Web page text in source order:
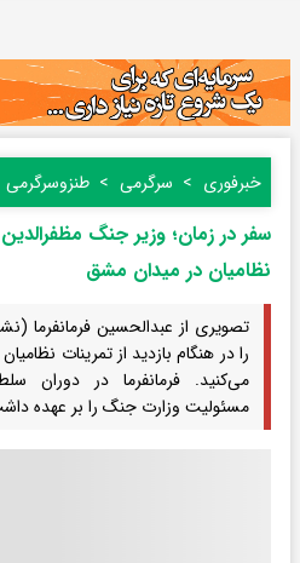
خبرفوری سرگرمی طنز‌و‌سرگرمی
سفر در زمان؛ وزیر جنگ مظفرالدین
نظامیان در میدان مشق
تصویری از عبدالحسین فرمانفرما
را در هنگام بازدید از تمرینات
می‌کنید. فرمانفرما در دوران
مسئولیت وزارت جنگ را بر عهده